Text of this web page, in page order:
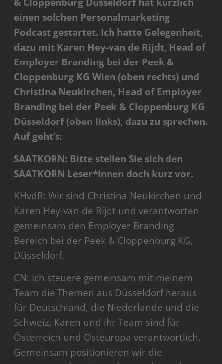
& Cloppenburg Düsseldorf hat kürzlich
einen solchen Personalmarketing
Podcast gestartet. Ich hatte Gelegenheit,
dazu mit Karen Hey-van de Rijdt, Head of
Employer Branding bei der Peek &
Cloppenburg KG Wien (oben rechts) und
Christina Neukirchen, Head of Employer
Branding bei der Peek & Cloppenburg KG
Düsseldorf (oben links), dazu zu sprechen.
Auf geht’s:
SAATKORN: Bitte stellen Sie sich den
SAATKORN Leser*innen doch kurz vor.
KHvdR: Wir sind Christina Neukirchen und
Karen Hey-van de Rijdt und verantworten
gemeinsam den Employer Branding
Bereich bei der Peek & Cloppenburg KG,
Düsseldorf.
CN: Ich steuere gemeinsam mit meinem
Team die Themen aus Düsseldorf heraus
für Deutschland, die Niederlande und die
Schweiz. Karen und ihr Team sind für
Österreich und Osteuropa verantwortlich.
Gemeinsam positionieren wir die